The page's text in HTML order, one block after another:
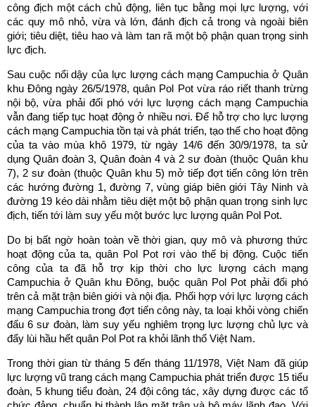
công địch một cách chủ động, liên tục bằng mọi lực lượng, với
các quy mô nhỏ, vừa và lớn, đánh địch cả trong và ngoài biên
giới; tiêu diệt, tiêu hao và làm tan rã một bộ phận quan trọng sinh
lực địch.
Sau cuộc nổi dậy của lực lượng cách mạng Campuchia ở Quân
khu Đông ngày 26/5/1978, quân Pol Pot vừa ráo riết thanh trừng
nội bộ, vừa phải đối phó với lực lượng cách mạng Campuchia
vẫn đang tiếp tục hoạt động ở nhiều nơi. Để hỗ trợ cho lực lượng
cách mạng Campuchia tồn tại và phát triển, tạo thế cho hoạt động
của ta vào mùa khô 1979, từ ngày 14/6 đến 30/9/1978, ta sử
dụng Quân đoàn 3, Quân đoàn 4 và 2 sư đoàn (thuộc Quân khu
7), 2 sư đoàn (thuộc Quân khu 5) mở tiếp đợt tiến công lớn trên
các hướng đường 1, đường 7, vùng giáp biên giới Tây Ninh và
đường 19 kéo dài nhằm tiêu diệt một bộ phận quan trọng sinh lực
địch, tiến tới làm suy yếu một bước lực lượng quân Pol Pot.
Do bị bất ngờ hoàn toàn về thời gian, quy mô và phương thức
hoạt động của ta, quân Pol Pot rơi vào thế bị động. Cuộc tiến
công của ta đã hỗ trợ kịp thời cho lực lượng cách mạng
Campuchia ở Quân khu Đông, buộc quân Pol Pot phải đối phó
trên cả mặt trận biên giới và nội địa. Phối hợp với lực lượng cách
mạng Campuchia trong đợt tiến công này, ta loại khỏi vòng chiến
đấu 6 sư đoàn, làm suy yếu nghiêm trọng lực lượng chủ lực và
đẩy lùi hầu hết quân Pol Pot ra khỏi lãnh thổ Việt Nam.
Trong thời gian từ tháng 5 đến tháng 11/1978, Việt Nam đã giúp
lực lượng vũ trang cách mạng Campuchia phát triển được 15 tiểu
đoàn, 5 khung tiểu đoàn, 24 đội công tác, xây dựng được các tổ